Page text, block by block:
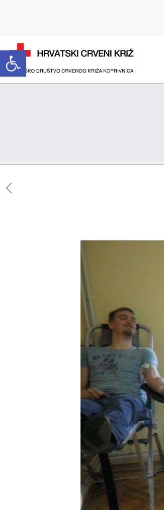
Open toolbar